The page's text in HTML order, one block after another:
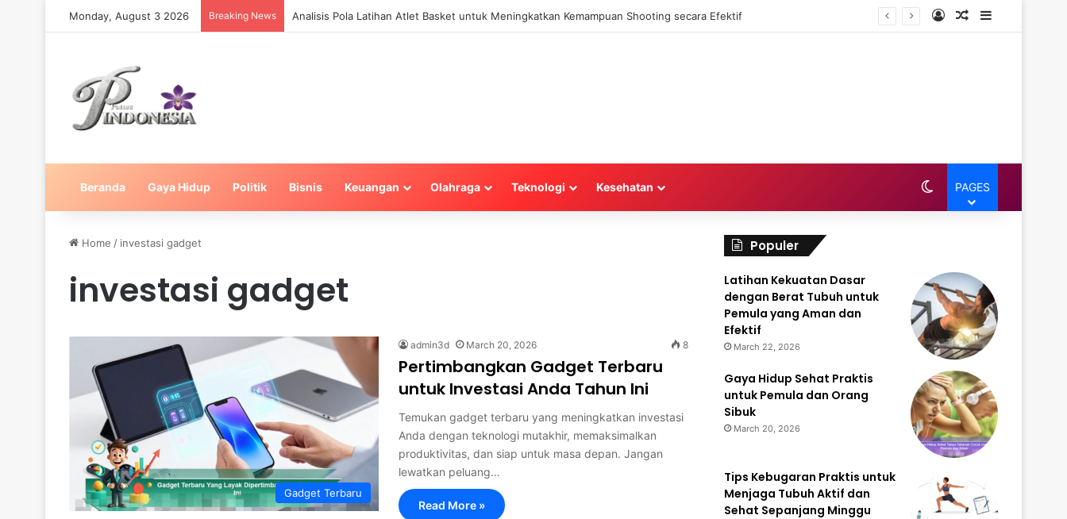
Monday, August 3 2026 Breaking News Analisis Pola Latihan Atlet Basket untuk Meningkatkan Kemampuan Shooting secara Efektif Log InRandom Article
Sidebar
Beranda Gaya Hidup Politik Bisnis Keuangan Olahraga Teknologi Kesehatan Switch skin
PAGES
Home / investasi gadget
investasi gadget
Gadget Terbaru
admin3d March 20, 2026 8
Pertimbangkan Gadget Terbaru
untuk Investasi Anda Tahun Ini
Temukan gadget terbaru yang meningkatkan investasi
Anda dengan teknologi mutakhir, memaksimalkan
produktivitas, dan siap untuk masa depan. Jangan
lewatkan peluang…
Read More »
Populer
Latihan Kekuatan Dasar
dengan Berat Tubuh untuk
Pemula yang Aman dan
Efektif
March 22, 2026
Gaya Hidup Sehat Praktis
untuk Pemula dan Orang
Sibuk
March 20, 2026
Tips Kebugaran Praktis untuk
Menjaga Tubuh Aktif dan
Sehat Sepanjang Minggu